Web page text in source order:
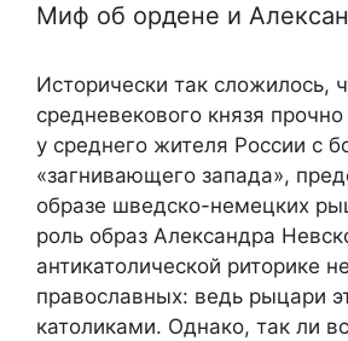
Миф об ордене и
Исторически так сложилось,
средневекового князя
у среднего жителя России с
«загнивающего запада»,
образе шведско-немецких
роль образ Александра
антикатолической риторике
православных: ведь рыцари
католиками. Однако, так ли